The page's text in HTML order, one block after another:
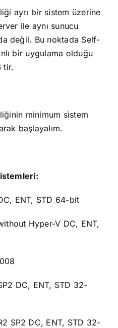
ayrı bir sistem üzerine
ile aynı sunucu
değil. Bu noktada Self-
bir uygulama olduğu
tir.
minimum sistem
başlayalım.
ENT, STD 64-bit
Hyper-V DC, ENT,
DC, ENT, STD 32-
SP2 DC, ENT, STD 32-